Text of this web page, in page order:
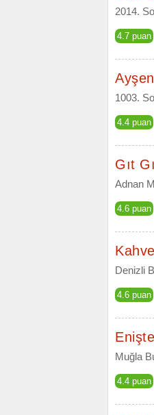
2014.
4.7 puan
1003.
4.4 puan
Gıt
Adnan
4.6 puan
Denizli
4.6 puan
Muğla
4.4 puan